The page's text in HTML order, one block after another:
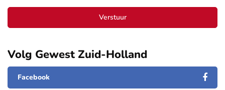
Verstuur
Volg Gewest Zuid-Holland
Facebook